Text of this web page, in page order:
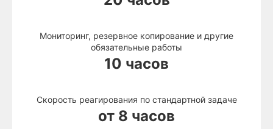
Мониторинг, резервное копирование и другие
обязательные работы
10 часов
Скорость реагирования по стандартной задаче
от 8 часов